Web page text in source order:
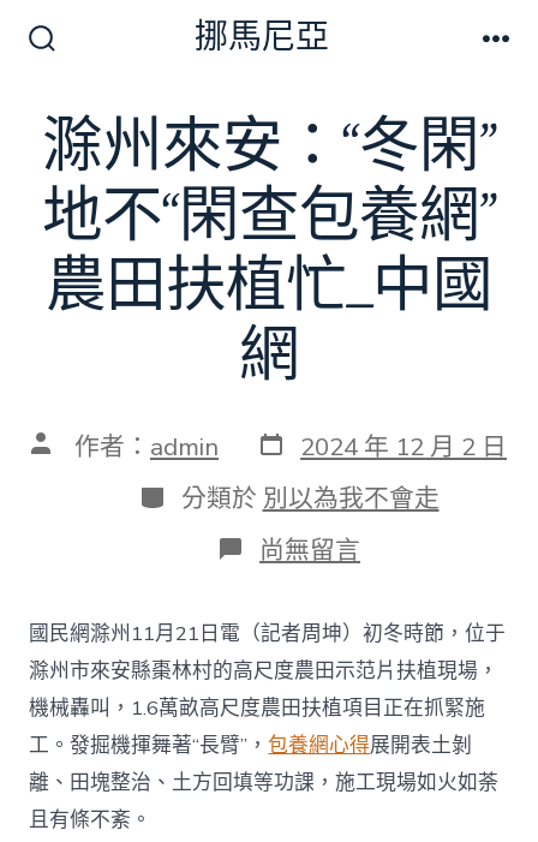
切
換
開
關
挪馬尼亞
滁州來安：“冬閑”
地不“閑查包養網”
農田扶植忙_中國
網
文 作者： admin 發
表
日
期
2024 年 12 月 2 日
分
類
分類於 別以為我不會走
在
〈滁
來
安：
“冬
閑”
地
不
“閑
查
尚無留言
國民網滁州11月21日電（記者周坤）初冬時節，位于
滁州市來安縣棗林村的高尺度農田示范片扶植現場，
機械轟叫，1.6萬畝高尺度農田扶植項目正在抓緊施
工。發掘機揮舞著“長臂”，包養網心得展開表土剝
離、田塊整治、土方回填等功課，施工現場如火如荼
且有條不紊。